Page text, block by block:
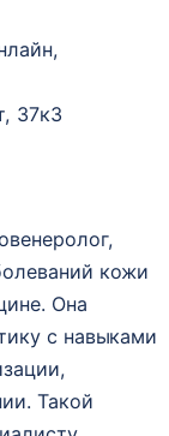
37к3
кожи
Она
с навыками
Такой